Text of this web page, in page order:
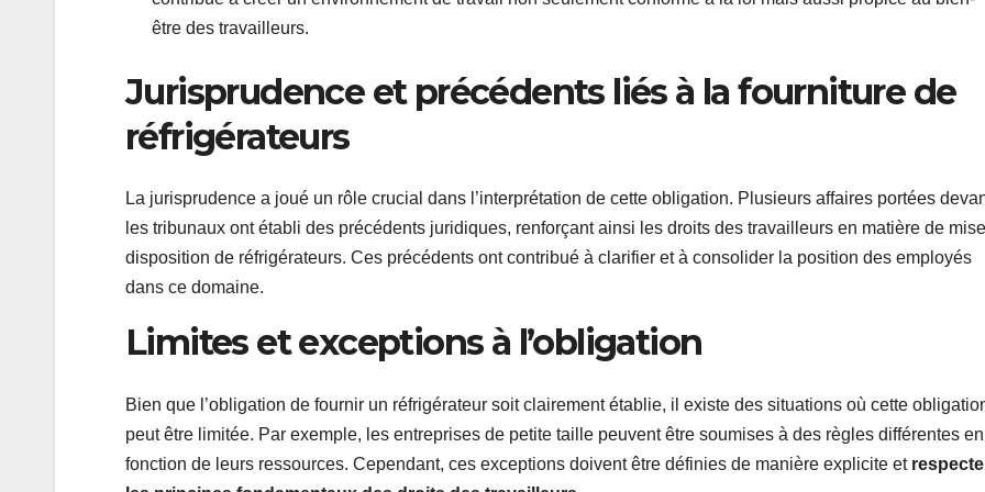
être des travailleurs.
Jurisprudence et précédents liés à la fourniture de
réfrigérateurs
La jurisprudence a joué un rôle crucial dans l’interprétation de cette obligation. Plusieurs affaires portées
les tribunaux ont établi des précédents juridiques, renforçant ainsi les droits des travailleurs en matière de
disposition de réfrigérateurs. Ces précédents ont contribué à clarifier et à consolider la position des employés
dans ce domaine.
Limites et exceptions à l’obligation
Bien que l’obligation de fournir un réfrigérateur soit clairement établie, il existe des situations où cette
peut être limitée. Par exemple, les entreprises de petite taille peuvent être soumises à des règles différentes en
fonction de leurs ressources. Cependant, ces exceptions doivent être définies de manière explicite et